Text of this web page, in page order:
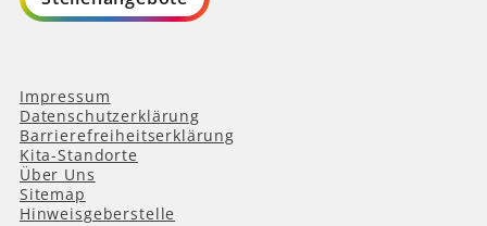
Impressum
Datenschutzerklärung
Barrierefreiheitserklärung
Kita-Standorte
Über Uns
Sitemap
Hinweisgeberstelle